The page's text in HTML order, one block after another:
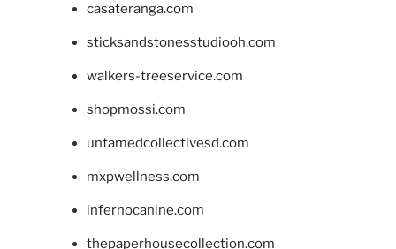
casateranga.com
sticksandstonesstudiooh.com
walkers-treeservice.com
shopmossi.com
untamedcollectivesd.com
mxpwellness.com
infernocanine.com
thepaperhousecollection.com